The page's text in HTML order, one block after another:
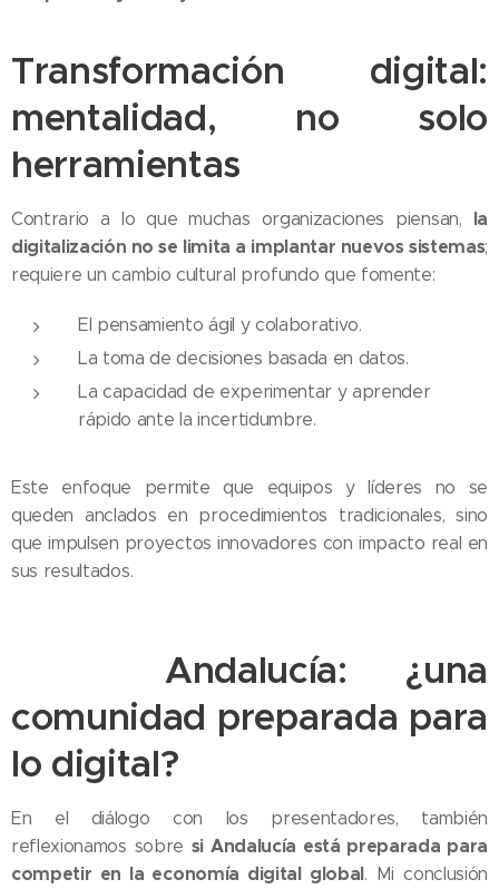
Transformación digital:
mentalidad, no solo
herramientas
Contrario a lo que muchas organizaciones piensan, la
digitalización no se limita a implantar nuevos sistemas;
requiere un cambio cultural profundo que fomente:
El pensamiento ágil y colaborativo.
La toma de decisiones basada en datos.
La capacidad de experimentar y aprender
rápido ante la incertidumbre.
Este enfoque permite que equipos y líderes no se
queden anclados en procedimientos tradicionales, sino
que impulsen proyectos innovadores con impacto real en
sus resultados.
🌍Andalucía: ¿una
comunidad preparada para
lo digital?
En el diálogo con los presentadores, también
reflexionamos sobre si Andalucía está preparada para
competir en la economía digital global. Mi conclusión